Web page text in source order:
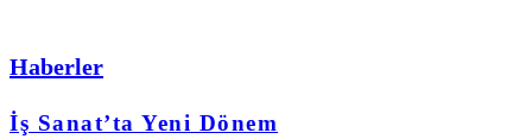
Haberler
İş Sanat’ta Yeni Dönem